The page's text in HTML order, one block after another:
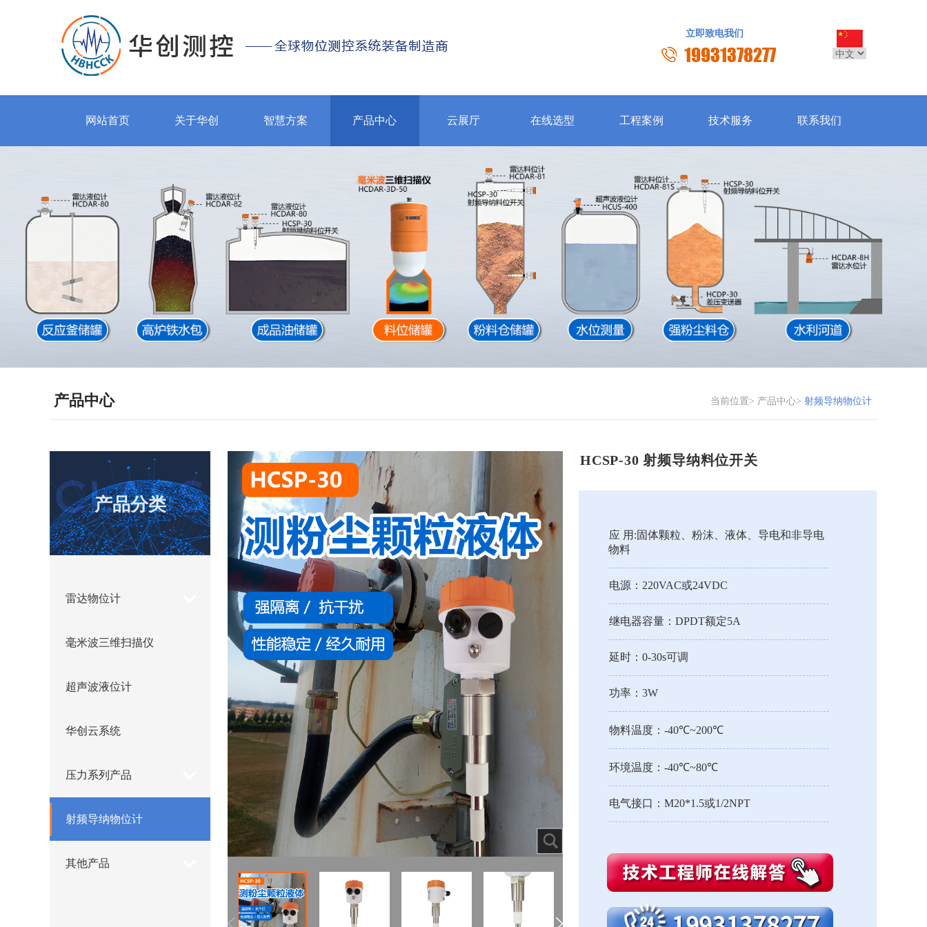
立即致电我们
19931378277
网站首页 关于华创 智慧方案 产品中心 云展厅 在线选型 工程案例 技术服务 联系我们
产品中心 当前位置> 产品中心> 射频导纳物位计
产品分类 产品分类
雷达物位计
毫米波三维扫描仪
超声波液位计
华创云系统
压力系列产品
射频导纳物位计
其他产品
HCSP-30 射频导纳料位开关
应 用:固体颗粒、粉沫、液体、导电和非导电
物料
电源：220VAC或24VDC
继电器容量：DPDT额定5A
延时：0-30s可调
功率：3W
物料温度：-40℃~200℃
环境温度：-40℃~80℃
电气接口：M20*1.5或1/2NPT